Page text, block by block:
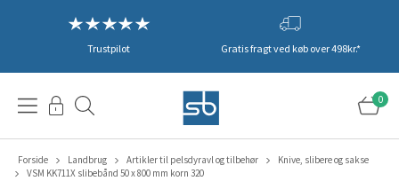
Trustpilot Gratis fragt ved køb over 498kr.*
0
Forside Landbrug Artikler til pelsdyravl og tilbehør
Knive, slibere og sakse
VSM KK711X slibebånd 50 x 800 mm korn 320